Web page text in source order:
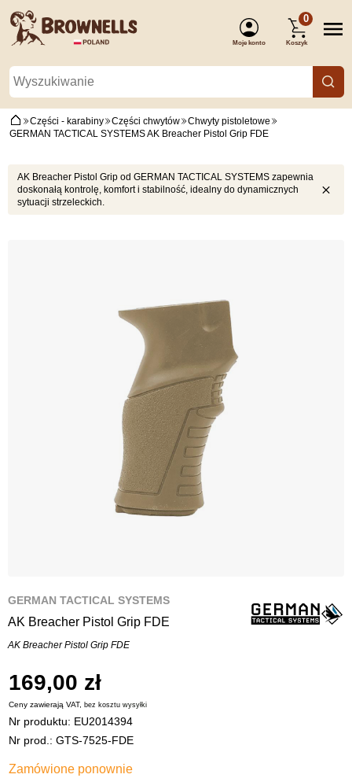
Moje konto
0
Koszyk
Części - karabiny Części chwytów
Chwyty pistoletowe
GERMAN TACTICAL SYSTEMS AK Breacher Pistol Grip FDE
AK Breacher Pistol Grip od GERMAN TACTICAL SYSTEMS zapewnia
doskonałą kontrolę, komfort i stabilność, idealny do dynamicznych
sytuacji strzeleckich.
GERMAN TACTICAL SYSTEMS
AK Breacher Pistol Grip FDE
AK Breacher Pistol Grip FDE
169,00 zł
Ceny zawierają VAT,bez kosztuwysyłki
Nr produktu: EU2014394
Nr prod.: GTS-7525-FDE
Zamówione ponownie